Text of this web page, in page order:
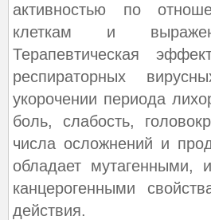
активностью по
клеткам и
Терапевтическая
респираторных
укорочении периода
боль, слабость,
числа осложнений и
обладает мутагенными,
канцерогенными
действия.